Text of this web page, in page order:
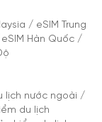
/ eSIM Trung
eSIM Hàn Quốc /
lịch nước ngoài /
du lịch